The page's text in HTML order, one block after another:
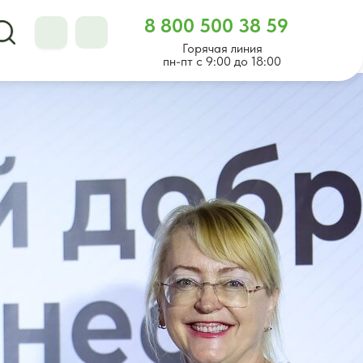
Горячая линия
пн-пт с 9:00 до 18:00
8 800 500 38 59